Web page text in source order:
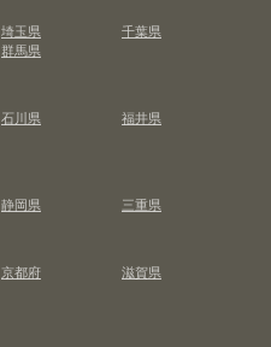
埼玉県
千葉県
群馬県
石川県
福井県
静岡県
三重県
京都府
滋賀県